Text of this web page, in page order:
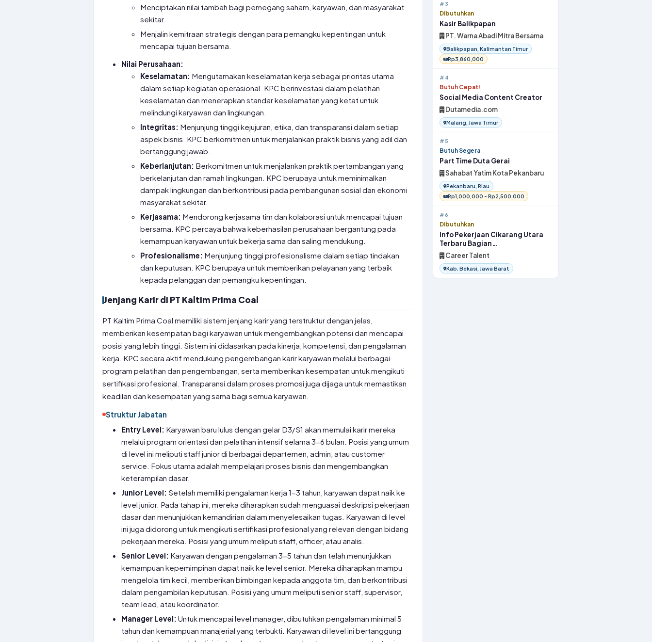
Menciptakan nilai tambah bagi pemegang saham, karyawan, dan masyarakat
sekitar.
Menjalin kemitraan strategis dengan para pemangku kepentingan untuk
mencapai tujuan bersama.
Nilai Perusahaan:
Keselamatan: Mengutamakan keselamatan kerja sebagai prioritas utama
dalam setiap kegiatan operasional. KPC berinvestasi dalam pelatihan
keselamatan dan menerapkan standar keselamatan yang ketat untuk
melindungi karyawan dan lingkungan.
Integritas: Menjunjung tinggi kejujuran, etika, dan transparansi dalam setiap
aspek bisnis. KPC berkomitmen untuk menjalankan praktik bisnis yang adil dan
bertanggung jawab.
Keberlanjutan: Berkomitmen untuk menjalankan praktik pertambangan yang
berkelanjutan dan ramah lingkungan. KPC berupaya untuk meminimalkan
dampak lingkungan dan berkontribusi pada pembangunan sosial dan ekonomi
masyarakat sekitar.
Kerjasama: Mendorong kerjasama tim dan kolaborasi untuk mencapai tujuan
bersama. KPC percaya bahwa keberhasilan perusahaan bergantung pada
kemampuan karyawan untuk bekerja sama dan saling mendukung.
Profesionalisme: Menjunjung tinggi profesionalisme dalam setiap tindakan
dan keputusan. KPC berupaya untuk memberikan pelayanan yang terbaik
kepada pelanggan dan pemangku kepentingan.
Jenjang Karir di PT Kaltim Prima Coal
PT Kaltim Prima Coal memiliki sistem jenjang karir yang terstruktur dengan jelas,
memberikan kesempatan bagi karyawan untuk mengembangkan potensi dan mencapai
posisi yang lebih tinggi. Sistem ini didasarkan pada kinerja, kompetensi, dan pengalaman
kerja. KPC secara aktif mendukung pengembangan karir karyawan melalui berbagai
program pelatihan dan pengembangan, serta memberikan kesempatan untuk mengikuti
sertifikasi profesional. Transparansi dalam proses promosi juga dijaga untuk memastikan
keadilan dan kesempatan yang sama bagi semua karyawan.
Struktur Jabatan
Entry Level: Karyawan baru lulus dengan gelar D3/S1 akan memulai karir mereka
melalui program orientasi dan pelatihan intensif selama 3-6 bulan. Posisi yang umum
di level ini meliputi staff junior di berbagai departemen, admin, atau customer
service. Fokus utama adalah mempelajari proses bisnis dan mengembangkan
keterampilan dasar.
Junior Level: Setelah memiliki pengalaman kerja 1-3 tahun, karyawan dapat naik ke
level junior. Pada tahap ini, mereka diharapkan sudah menguasai deskripsi pekerjaan
dasar dan menunjukkan kemandirian dalam menyelesaikan tugas. Karyawan di level
ini juga didorong untuk mengikuti sertifikasi profesional yang relevan dengan bidang
pekerjaan mereka. Posisi yang umum meliputi staff, officer, atau analis.
Senior Level: Karyawan dengan pengalaman 3-5 tahun dan telah menunjukkan
kemampuan kepemimpinan dapat naik ke level senior. Mereka diharapkan mampu
mengelola tim kecil, memberikan bimbingan kepada anggota tim, dan berkontribusi
dalam pengambilan keputusan. Posisi yang umum meliputi senior staff, supervisor,
team lead, atau koordinator.
Manager Level: Untuk mencapai level manager, dibutuhkan pengalaman minimal 5
tahun dan kemampuan manajerial yang terbukti. Karyawan di level ini bertanggung
#3
Dibutuhkan
Kasir Balikpapan
PT. Warna Abadi Mitra Bersama
Balikpapan, Kalimantan Timur
Rp3,860,000
#4
Butuh Cepat!
Social Media Content Creator
Dutamedia.com
Malang, Jawa Timur
#5
Butuh Segera
Part Time Duta Gerai
Sahabat Yatim Kota Pekanbaru
Pekanbaru, Riau
Rp1,000,000 - Rp2,500,000
#6
Dibutuhkan
Info Pekerjaan Cikarang Utara
Terbaru Bagian
OperatorProduksi 2026
Career Talent
Kab. Bekasi, Jawa Barat